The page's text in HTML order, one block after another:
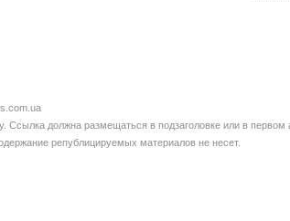
должна размещаться в подзаголовке или в первом
републицируемых материалов не несет.